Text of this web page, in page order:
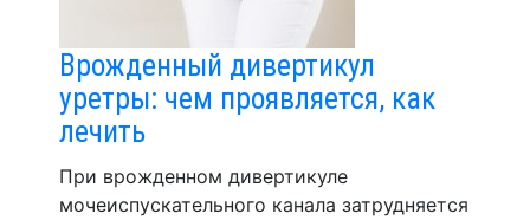
Врожденный дивертикул
уретры: чем проявляется, как
лечить
При врожденном дивертикуле
мочеиспускательного канала затрудняется